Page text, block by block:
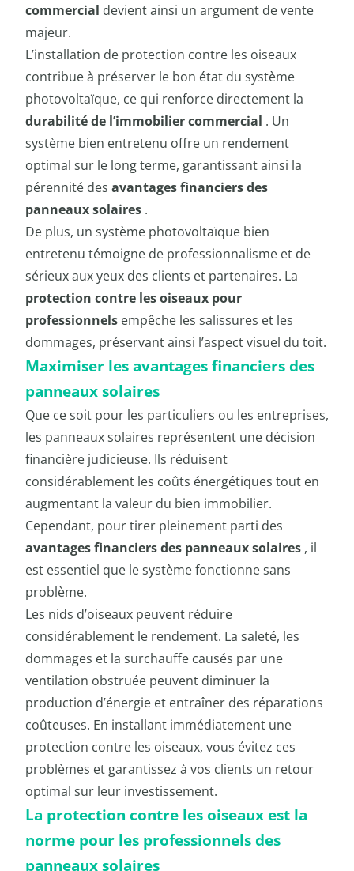
commercial devient ainsi un argument de vente
majeur.
L’installation de protection contre les oiseaux
contribue à préserver le bon état du système
photovoltaïque, ce qui renforce directement la
durabilité de l’immobilier commercial . Un
système bien entretenu offre un rendement
optimal sur le long terme, garantissant ainsi la
pérennité des avantages financiers des
panneaux solaires .
De plus, un système photovoltaïque bien
entretenu témoigne de professionnalisme et de
sérieux aux yeux des clients et partenaires. La
protection contre les oiseaux pour
professionnels empêche les salissures et les
dommages, préservant ainsi l’aspect visuel du toit.
Maximiser les avantages financiers des
panneaux solaires
Que ce soit pour les particuliers ou les entreprises,
les panneaux solaires représentent une décision
financière judicieuse. Ils réduisent
considérablement les coûts énergétiques tout en
augmentant la valeur du bien immobilier.
Cependant, pour tirer pleinement parti des
avantages financiers des panneaux solaires , il
est essentiel que le système fonctionne sans
problème.
Les nids d’oiseaux peuvent réduire
considérablement le rendement. La saleté, les
dommages et la surchauffe causés par une
ventilation obstruée peuvent diminuer la
production d’énergie et entraîner des réparations
coûteuses. En installant immédiatement une
protection contre les oiseaux, vous évitez ces
problèmes et garantissez à vos clients un retour
optimal sur leur investissement.
La protection contre les oiseaux est la
norme pour les professionnels des
panneaux solaires